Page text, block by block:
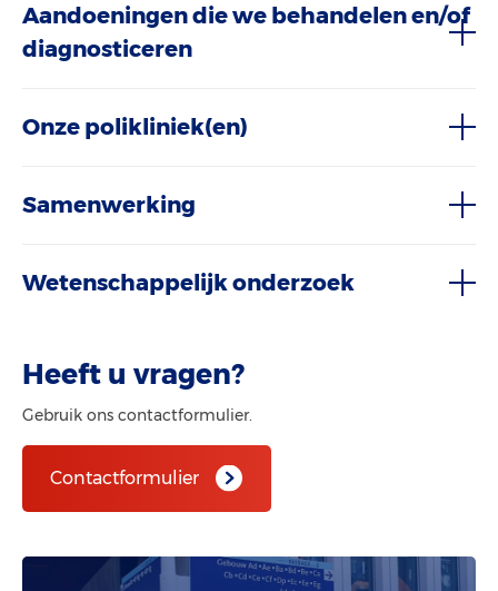
Aandoeningen die we behandelen en/of
diagnosticeren
Onze polikliniek(en)
Samenwerking
Wetenschappelijk onderzoek
Heeft u vragen?
Gebruik ons contactformulier.
Contactformulier